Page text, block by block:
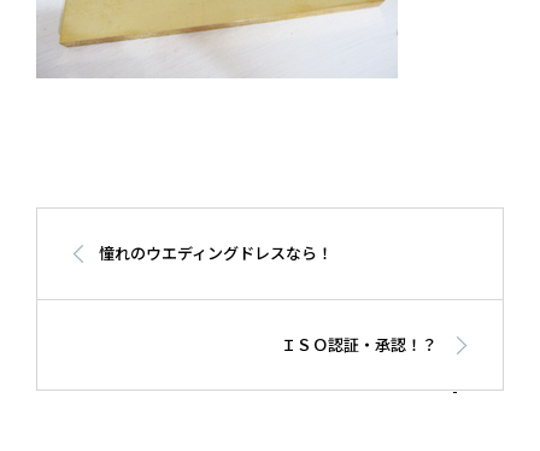
憧れのウエディングドレスなら！
ＩＳＯ認証・承認！？